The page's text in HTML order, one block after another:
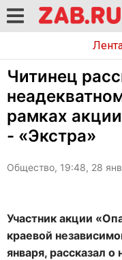
Читинец
рамках
- «Экстра»
Общество, 19:48, 28
Участник акции
краевой
января, рассказал